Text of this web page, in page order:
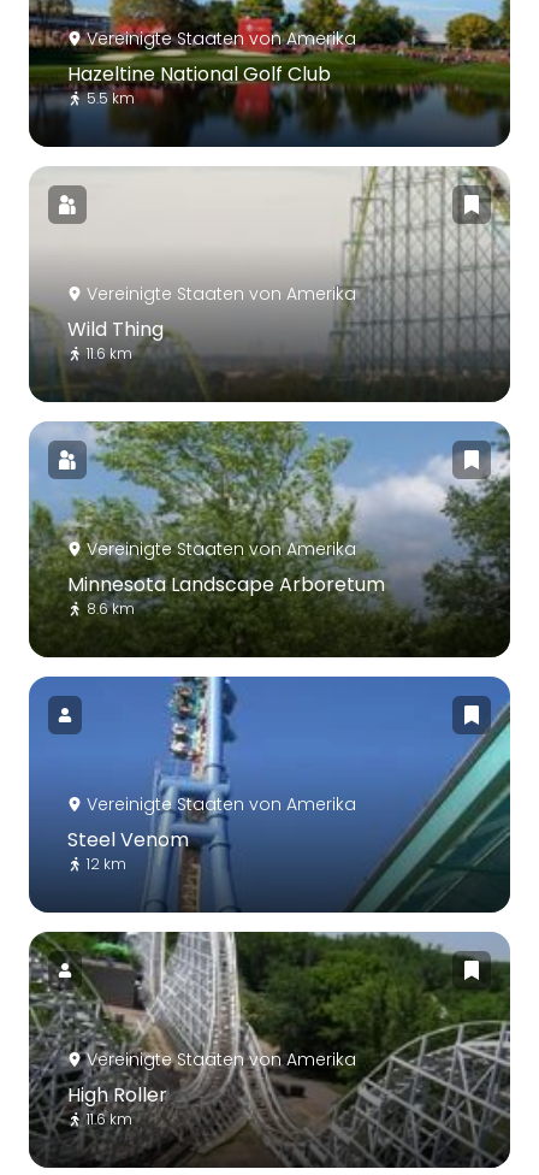
Vereinigte Staaten von Amerika
Hazeltine National Golf Club
5.5 km
Vereinigte Staaten von Amerika
Wild Thing
11.6 km
Vereinigte Staaten von Amerika
Minnesota Landscape Arboretum
8.6 km
Vereinigte Staaten von Amerika
Steel Venom
12 km
Vereinigte Staaten von Amerika
High Roller
11.6 km